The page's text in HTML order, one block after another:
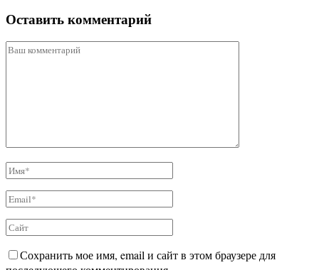
Оставить комментарий
Сохранить мое имя, email и сайт в этом браузере для